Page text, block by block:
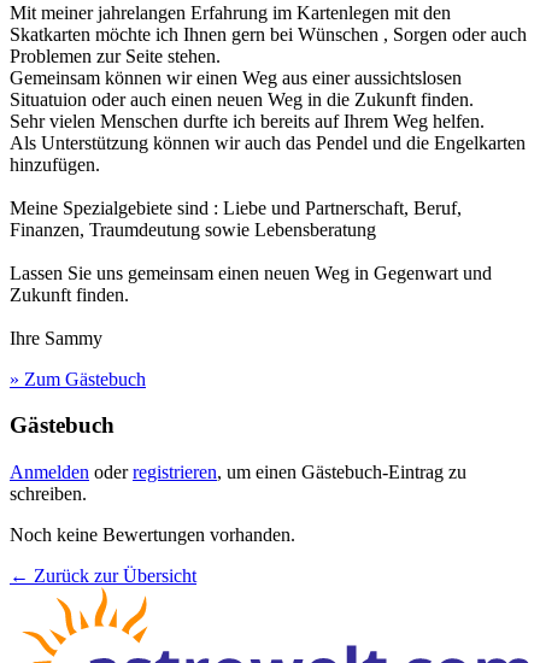
Mit meiner jahrelangen Erfahrung im Kartenlegen mit den
Skatkarten möchte ich Ihnen gern bei Wünschen , Sorgen oder auch
Problemen zur Seite stehen.
Gemeinsam können wir einen Weg aus einer aussichtslosen
Situatuion oder auch einen neuen Weg in die Zukunft finden.
Sehr vielen Menschen durfte ich bereits auf Ihrem Weg helfen.
Als Unterstützung können wir auch das Pendel und die Engelkarten
hinzufügen.
Meine Spezialgebiete sind : Liebe und Partnerschaft, Beruf,
Finanzen, Traumdeutung sowie Lebensberatung
Lassen Sie uns gemeinsam einen neuen Weg in Gegenwart und
Zukunft finden.
Ihre Sammy
» Zum Gästebuch
Gästebuch
Anmelden oderregistrieren, um einen Gästebuch-Eintrag zu
schreiben.
Noch keine Bewertungen vorhanden.
← Zurück zur Übersicht